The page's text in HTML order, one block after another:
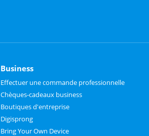
Business
Effectuer une commande professionnelle
Chèques-cadeaux business
Boutiques d'entreprise
Digisprong
Bring Your Own Device